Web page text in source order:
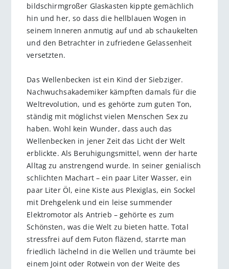
bildschirmgroßer Glaskasten kippte gemächlich
hin und her, so dass die hellblauen Wogen in
seinem Inneren anmutig auf und ab schaukelten
und den Betrachter in zufriedene Gelassenheit
versetzten.
Das Wellenbecken ist ein Kind der Siebziger.
Nachwuchsakademiker kämpften damals für die
Weltrevolution, und es gehörte zum guten Ton,
ständig mit möglichst vielen Menschen Sex zu
haben. Wohl kein Wunder, dass auch das
Wellenbecken in jener Zeit das Licht der Welt
erblickte. Als Beruhigungsmittel, wenn der harte
Alltag zu anstrengend wurde. In seiner genialisch
schlichten Machart – ein paar Liter Wasser, ein
paar Liter Öl, eine Kiste aus Plexiglas, ein Sockel
mit Drehgelenk und ein leise summender
Elektromotor als Antrieb – gehörte es zum
Schönsten, was die Welt zu bieten hatte. Total
stressfrei auf dem Futon fläzend, starrte man
friedlich lächelnd in die Wellen und träumte bei
einem Joint oder Rotwein von der Weite des